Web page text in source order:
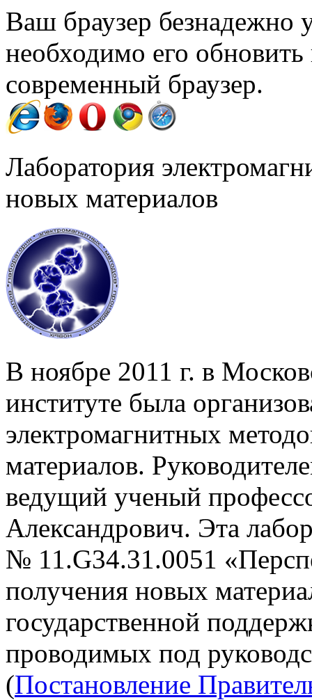
Ваш браузер безнадежно
необходимо его
современный браузер.
Лаборатория
новых материалов
В ноябре 2011 г. в
институте была
электромагнитных
материалов.
ведущий ученый
Александрович. Эта
№ 11.G34.31.0051
получения новых
государственной
проводимых под
(Постановление